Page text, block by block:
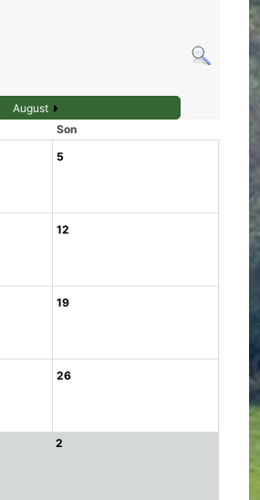
August
Son
5
12
19
26
2